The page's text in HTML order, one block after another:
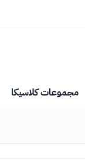
مجموعات كلاسيكا